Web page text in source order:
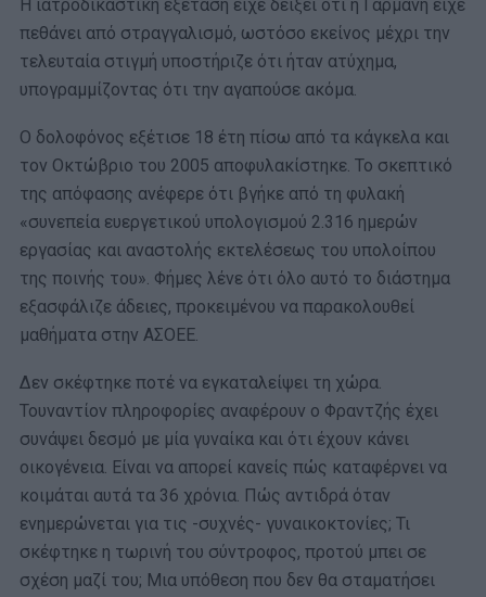
Η ιατροδικαστική εξέταση είχε δείξει ότι η Γαρμανή είχε
πεθάνει από στραγγαλισμό, ωστόσο εκείνος μέχρι την
τελευταία στιγμή υποστήριζε ότι ήταν ατύχημα,
υπογραμμίζοντας ότι την αγαπούσε ακόμα.
Ο δολοφόνος εξέτισε 18 έτη πίσω από τα κάγκελα και
τον Οκτώβριο του 2005 αποφυλακίστηκε. Το σκεπτικό
της απόφασης ανέφερε ότι βγήκε από τη φυλακή
«συνεπεία ευεργετικού υπολογισμού 2.316 ημερών
εργασίας και αναστολής εκτελέσεως του υπολοίπου
της ποινής του». Φήμες λένε ότι όλο αυτό το διάστημα
εξασφάλιζε άδειες, προκειμένου να παρακολουθεί
μαθήματα στην ΑΣΟΕΕ.
Δεν σκέφτηκε ποτέ να εγκαταλείψει τη χώρα.
Τουναντίον πληροφορίες αναφέρουν ο Φραντζής έχει
συνάψει δεσμό με μία γυναίκα και ότι έχουν κάνει
οικογένεια. Είναι να απορεί κανείς πώς καταφέρνει να
κοιμάται αυτά τα 36 χρόνια. Πώς αντιδρά όταν
ενημερώνεται για τις -συχνές- γυναικοκτονίες; Τι
σκέφτηκε η τωρινή του σύντροφος, προτού μπει σε
σχέση μαζί του; Μια υπόθεση που δεν θα σταματήσει